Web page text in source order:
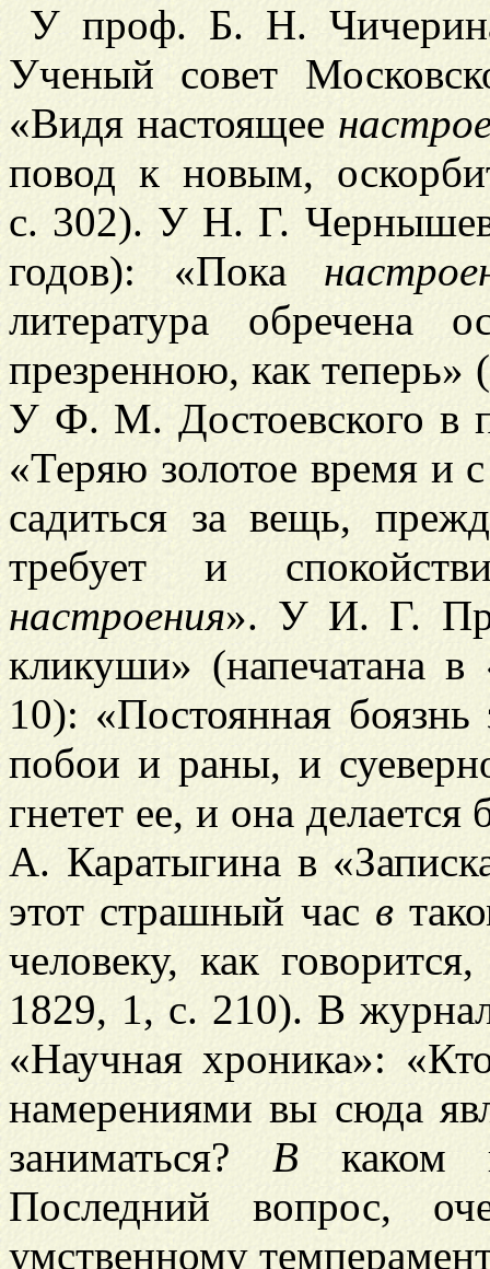
У проф. Б. Н.
Ученый совет
«Видя настоящее
повод к новым,
с. 302). У Н. Г.
годов): «Пока
литература обречена
презренною, как
У Ф. М. Достоевского в
«Теряю золотое время и
садиться за вещь,
требует и
настроения». У И. Г.
кликуши» (напечатана
10): «Постоянная
побои и раны, и
гнетет ее, и она
А. Каратыгина в
этот страшный час в
человеку, как
1829, 1, с. 210). В
«Научная хроника»:
намерениями вы сюда
заниматься? В каком
Последний вопрос,
умственному